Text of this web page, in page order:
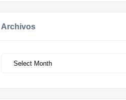
Archivos